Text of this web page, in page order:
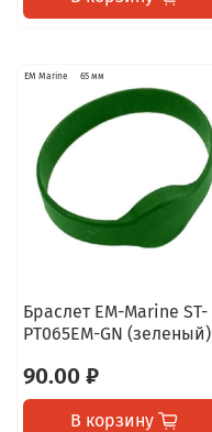
EM Marine 65 мм
Браслет EM-Marine ST-
PT065EM-GN (зеленый)
90.00 ₽
В корзину